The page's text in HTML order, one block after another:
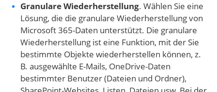
Granulare Wiederherstellung. Wählen Sie eine
Lösung, die die granulare Wiederherstellung von
Microsoft 365-Daten unterstützt. Die granulare
Wiederherstellung ist eine Funktion, mit der Sie
bestimmte Objekte wiederherstellen können, z.
B. ausgewählte E-Mails, OneDrive-Daten
bestimmter Benutzer (Dateien und Ordner),